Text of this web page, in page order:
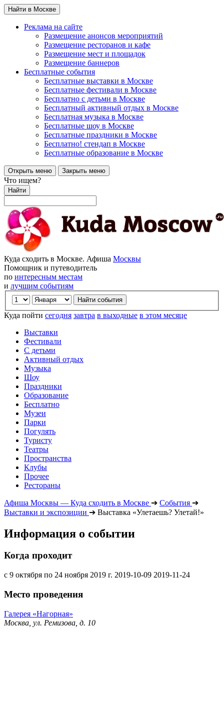
Найти в Москве
Реклама на сайте
Размещение анонсов мероприятий
Размещение ресторанов и кафе
Размещение мест и площадок
Размещение баннеров
Бесплатные события
Бесплатные выставки в Москве
Бесплатные фестивали в Москве
Бесплатно с детьми в Москве
Бесплатный активный отдых в Москве
Бесплатная музыка в Москве
Бесплатные шоу в Москве
Бесплатные праздники в Москве
Бесплатно! стендап в Москве
Бесплатные образование в Москве
Открыть меню Закрыть меню
Что ищем?
Найти
Куда сходить в Москве. Афиша Москвы
Помощник и путеводитель
по интересным местам
и лучшим событиям
Куда пойти сегодня завтра в выходные в этом месяце
Выставки
Фестивали
С детьми
Активный отдых
Музыка
Шоу
Праздники
Образование
Бесплатно
Музеи
Парки
Погулять
Туристу
Театры
Пространства
Клубы
Прочее
Рестораны
Афиша Москвы — Куда сходить в Москве ➔ События ➔
Выставки и экспозиции ➔ Выставка «Улетаешь? Улетай!»
Информация о событии
Когда проходит
с 9 октября по 24 ноября 2019 г. 2019-10-09 2019-11-24
Место проведения
Галерея «Нагорная»
Москва, ул. Ремизова, д. 10